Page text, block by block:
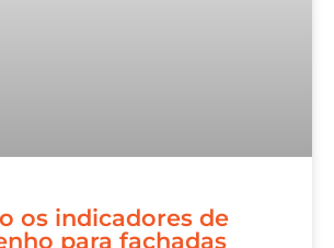
os indicadores de
para fachadas